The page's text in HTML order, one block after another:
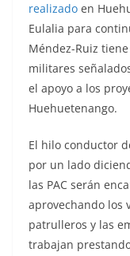
realizado en
Eulalia para
Méndez-Ruiz
militares
el apoyo a los
Huehuetenango.
El hilo conductor
por un lado
las PAC serán
aprovechando los
patrulleros y las
trabajan